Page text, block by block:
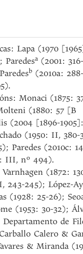
Lapa (1970
Paredesa (2001:
b (2010a:
Monaci (1875:
(1880: 57 [B
(2004 [1896-
(1950: II, 380-
Paredes (2010c:
III, nº 494).
(1872:
243-245); López-
(1928: 25-26);
(1953: 30-32);
Departamento de
Calero &
& Miranda